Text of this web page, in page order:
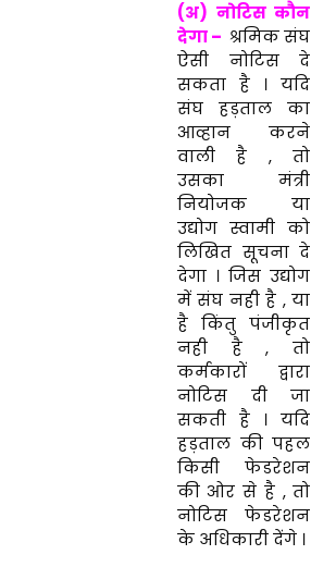
(अ) नोटिस कौन
देगा – श्रमिक संघ
ऐसी नोटिस दे
सकता है । यदि
संघ हड़ताल का
आव्हान करने
वाली है , तो
उसका मंत्री
नियोजक या
उद्योग स्वामी को
लिखित सूचना दे
देगा । जिस उद्योग
में संघ नही है , या
है किंतु पंजीकृत
नही है , तो
कर्मकारों द्वारा
नोटिस दी जा
सकती है । यदि
हड़ताल की पहल
किसी फेडरेशन
की ओर से है , तो
नोटिस फेडरेशन
के अधिकारी देंगे ।